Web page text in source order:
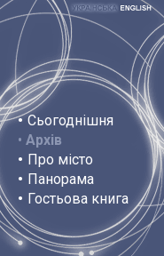
• Сьогоднішня
• Архів
• Про місто
• Панорама
• Гостьова книга